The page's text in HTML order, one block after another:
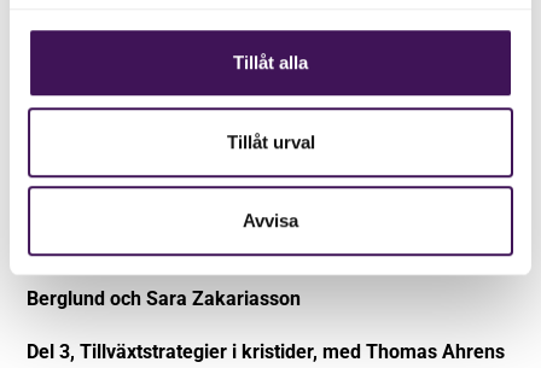
Tillåt alla
Tillåt urval
Avvisa
5 i Tillväxt Malmös föreläsningsserie Tillväxt i det nya
Del 1, Trendspaning - det nya normala med Jan
Berglund och Sara Zakariasson
Del 3, Tillväxtstrategier i kristider, med Thomas Ahrens